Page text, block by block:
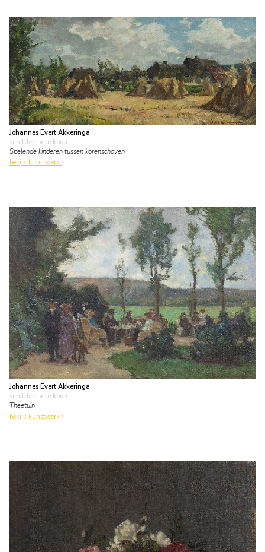
Johannes Evert Akkeringa
schilderij • te koop
Spelende kinderen tussen korenschoven
bekijk kunstwerk
Johannes Evert Akkeringa
schilderij • te koop
Theetuin
bekijk kunstwerk